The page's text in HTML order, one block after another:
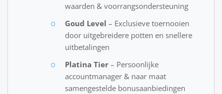
waarden & voorrangsondersteuning
Goud Level – Exclusieve toernooien
door uitgebreidere potten en snellere
uitbetalingen
Platina Tier – Persoonlijke
accountmanager & naar maat
samengestelde bonusaanbiedingen